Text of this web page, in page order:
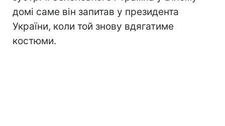
домі саме він запитав у президента
України, коли той знову вдягатиме
костюми.